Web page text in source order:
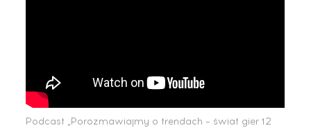
Podcast „Porozmawiajmy o trendach – świat gier 12